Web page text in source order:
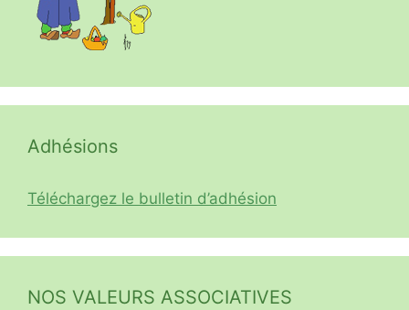
Adhésions
Téléchargez le bulletin d’adhésion
NOS VALEURS ASSOCIATIVES